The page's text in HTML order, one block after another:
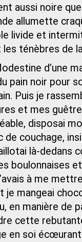
aussi noire
allumette
livide et
les ténèbres de
d’une
pain noir pour
Puis je
et mes
disposai
de couchage,
là-dedans
boulonnaises
à me
je mangeai
en manière de
cette
en soi